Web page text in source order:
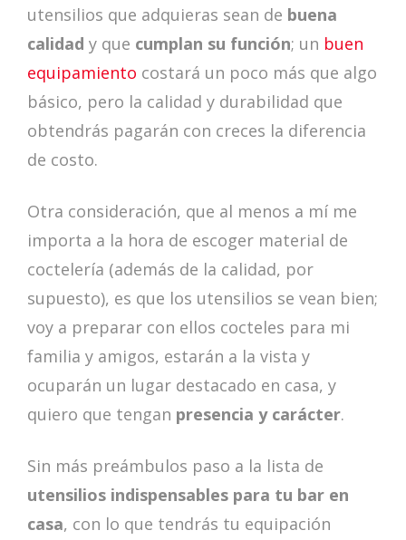
utensilios que adquieras sean de buena
calidad y que cumplan su función; un buen
equipamiento costará un poco más que algo
básico, pero la calidad y durabilidad que
obtendrás pagarán con creces la diferencia
de costo.
Otra consideración, que al menos a mí me
importa a la hora de escoger material de
coctelería (además de la calidad, por
supuesto), es que los utensilios se vean bien;
voy a preparar con ellos cocteles para mi
familia y amigos, estarán a la vista y
ocuparán un lugar destacado en casa, y
quiero que tengan presencia y carácter.
Sin más preámbulos paso a la lista de
utensilios indispensables para tu bar en
casa, con lo que tendrás tu equipación